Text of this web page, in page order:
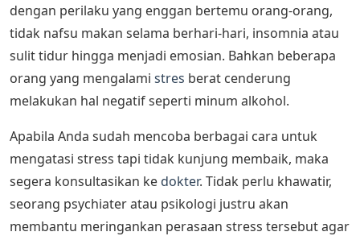
dengan perilaku yang enggan bertemu orang-orang,
tidak nafsu makan selama berhari-hari, insomnia atau
sulit tidur hingga menjadi emosian. Bahkan beberapa
orang yang mengalami stres berat cenderung
melakukan hal negatif seperti minum alkohol.
Apabila Anda sudah mencoba berbagai cara untuk
mengatasi stress tapi tidak kunjung membaik, maka
segera konsultasikan ke dokter. Tidak perlu khawatir,
seorang psychiater atau psikologi justru akan
membantu meringankan perasaan stress tersebut agar